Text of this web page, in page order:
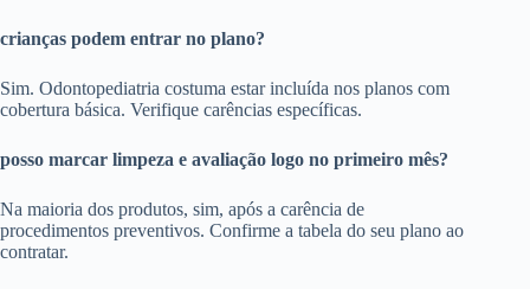
crianças podem entrar no plano?
Sim. Odontopediatria costuma estar incluída nos planos com
cobertura básica. Verifique carências específicas.
posso marcar limpeza e avaliação logo no primeiro mês?
Na maioria dos produtos, sim, após a carência de
procedimentos preventivos. Confirme a tabela do seu plano ao
contratar.